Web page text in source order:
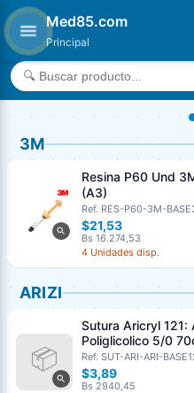
Med85.com
Principal
3M
Resina P60 Und
(A3)
Ref. RES-P60-3M-
$21,53
Bs 16.274,53
4 Unidades disp.
ARIZI
Sutura Aricryl 121:
Poliglicolico 5/0
Corte Inverso
Absorbible
Ref. SUT-ARI-ARI-
$3,89
Bs 2940,45